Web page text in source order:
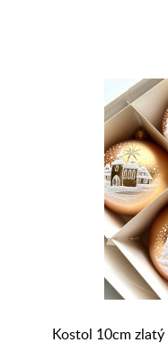
Kostol 10cm zlatý